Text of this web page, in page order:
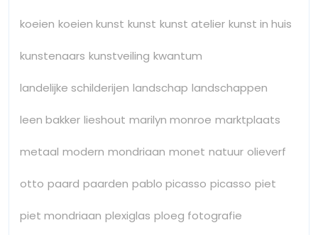
koeien koeien kunst kunst kunst atelier kunst in huis
kunstenaars kunstveiling kwantum
landelijke schilderijen landschap landschappen
leen bakker lieshout marilyn monroe marktplaats
metaal modern mondriaan monet natuur olieverf
otto paard paarden pablo picasso picasso piet
piet mondriaan plexiglas ploeg fotografie